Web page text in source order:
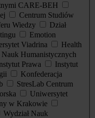
CARE-BEH
Centrum Studiów
Wiedzy
Dział
Emotion
Viadrina
Health
Nauk Humanistycznych
Prawa
Instytut
Konfederacja
StresLab Centrum
Uniwersytet
w Krakowie
Wydział Nauk